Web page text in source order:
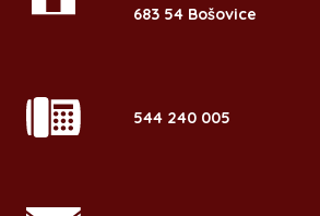
683 54 Bošovice
544 240 005